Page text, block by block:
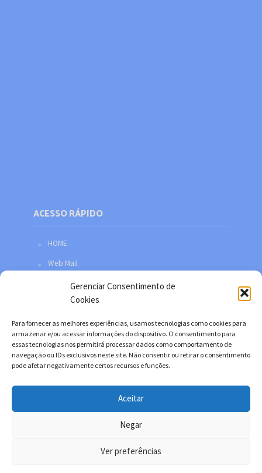
Gerenciar Consentimento de
Cookies
Para fornecer as melhores experiências, usamos tecnologias como cookies para
armazenar e/ou acessar informações do dispositivo. O consentimento para
essas tecnologias nos permitirá processar dados como comportamento de
navegação ou IDs exclusivos neste site. Não consentir ou retirar o consentimento
pode afetar negativamente certos recursos e funções.
Aceitar
Negar
Ver preferências
ACESSO RÁPIDO
HOME
Web Mail
Política de privacidade
Redes sociais
Facebook
Twitter
YouTube
Copyright © 2026. Desenvolvido por Danilo Filitto.